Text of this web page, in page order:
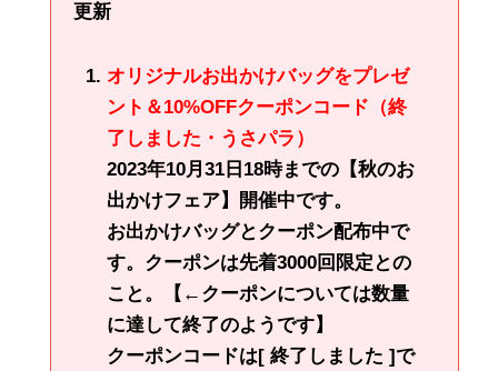
更新
オリジナルお出かけバッグをプレゼ
ント＆10%OFFクーポンコード（終
了しました・うさパラ）
2023年10月31日18時までの【秋のお
出かけフェア】開催中です。
お出かけバッグとクーポン配布中で
す。クーポンは先着3000回限定との
こと。【←クーポンについては数量
に達して終了のようです】
クーポンコードは[ 終了しました ]で